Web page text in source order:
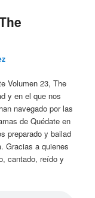
Volumen 23, The
y en el que nos
navegado por las
de Quédate en
preparado y bailad
Gracias a quienes
cantado, reído y